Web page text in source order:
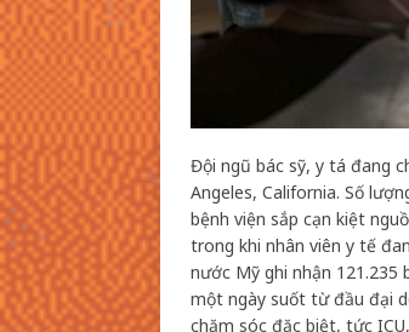
Đội ngũ bác sỹ, y tá đang
Angeles, California. Số
bệnh viện sắp cạn kiệt
trong khi nhân viên y tế
nước Mỹ ghi nhận
một ngày suốt từ đầu đại
chăm sóc đặc biệt, tức